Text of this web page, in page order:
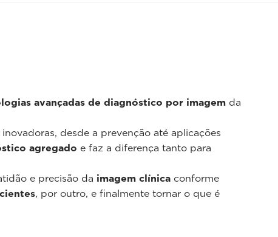
avançadas de diagnóstico por imagem da
desde a prevenção até aplicações
agregado e faz a diferença tanto para
e precisão da imagem clínica conforme
, por outro, e finalmente tornar o que é